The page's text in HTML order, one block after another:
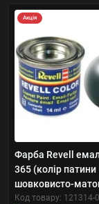
Акція
Фарба Revell
365 (колір патини
шовковисто-
Код товару: 121314-